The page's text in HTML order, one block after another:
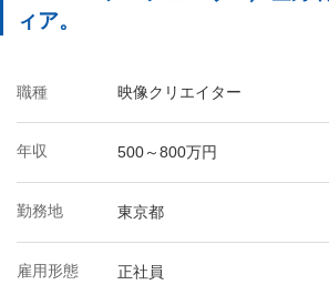
ィア。
職種 映像クリエイター
年収 500～800万円
勤務地 東京都
雇用形態 正社員